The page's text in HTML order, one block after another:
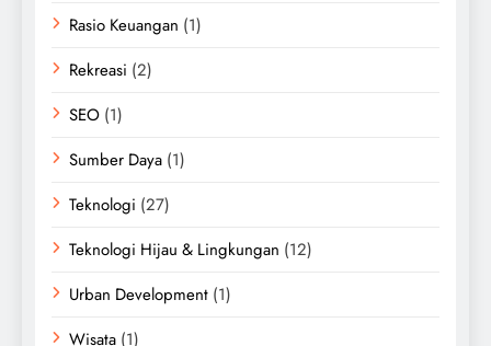
Rasio Keuangan (1)
Rekreasi (2)
SEO (1)
Sumber Daya (1)
Teknologi (27)
Teknologi Hijau & Lingkungan (12)
Urban Development (1)
Wisata (1)